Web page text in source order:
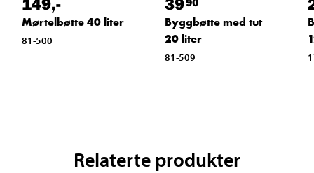
Mørtelbøtte 40 liter
81-500
Byggbøtte med tut
20 liter
81-509
Relaterte produkter